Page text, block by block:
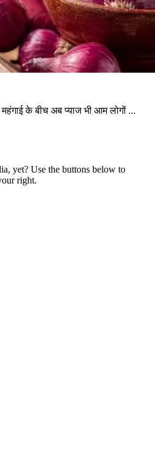
के बीच अब प्याज भी आम लोगों ...
yet? Use the buttons below to
right.